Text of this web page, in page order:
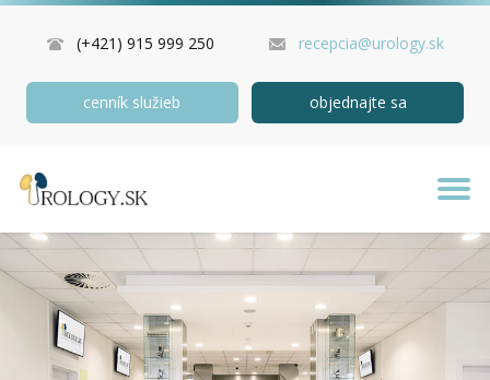
(+421) 915 999 250 recepcia@urology.sk
cenník služieb objednajte sa